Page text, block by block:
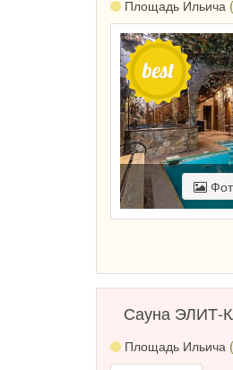
Площадь Ильича
Сауна ЭЛИТ-
Площадь Ильича